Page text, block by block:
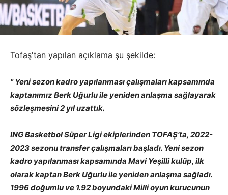
Tofaş'tan yapılan açıklama şu şekilde:
'' Yeni sezon kadro yapılanması çalışmaları kapsamında
kaptanımız Berk Uğurlu ile yeniden anlaşma sağlayarak
sözleşmesini 2 yıl uzattık.
ING Basketbol Süper Ligi ekiplerinden TOFAŞ’ta, 2022-
2023 sezonu transfer çalışmaları başladı. Yeni sezon
kadro yapılanması kapsamında Mavi Yeşilli kulüp, ilk
olarak kaptan Berk Uğurlu ile yeniden anlaşma sağladı.
1996 doğumlu ve 1.92 boyundaki Milli oyun kurucunun